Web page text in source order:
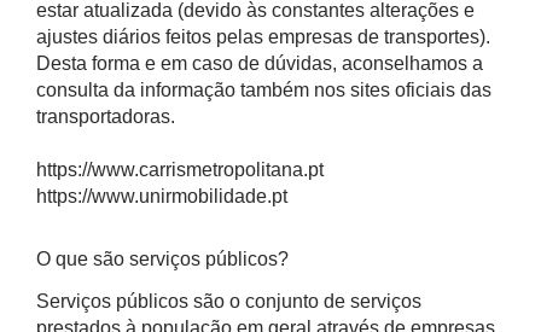
estar atualizada (devido às constantes alterações e
ajustes diários feitos pelas empresas de transportes).
Desta forma e em caso de dúvidas, aconselhamos a
consulta da informação também nos sites oficiais das
transportadoras.
https://www.carrismetropolitana.pt
https://www.unirmobilidade.pt
O que são serviços públicos?
Serviços públicos são o conjunto de serviços
prestados à população em geral através de empresas